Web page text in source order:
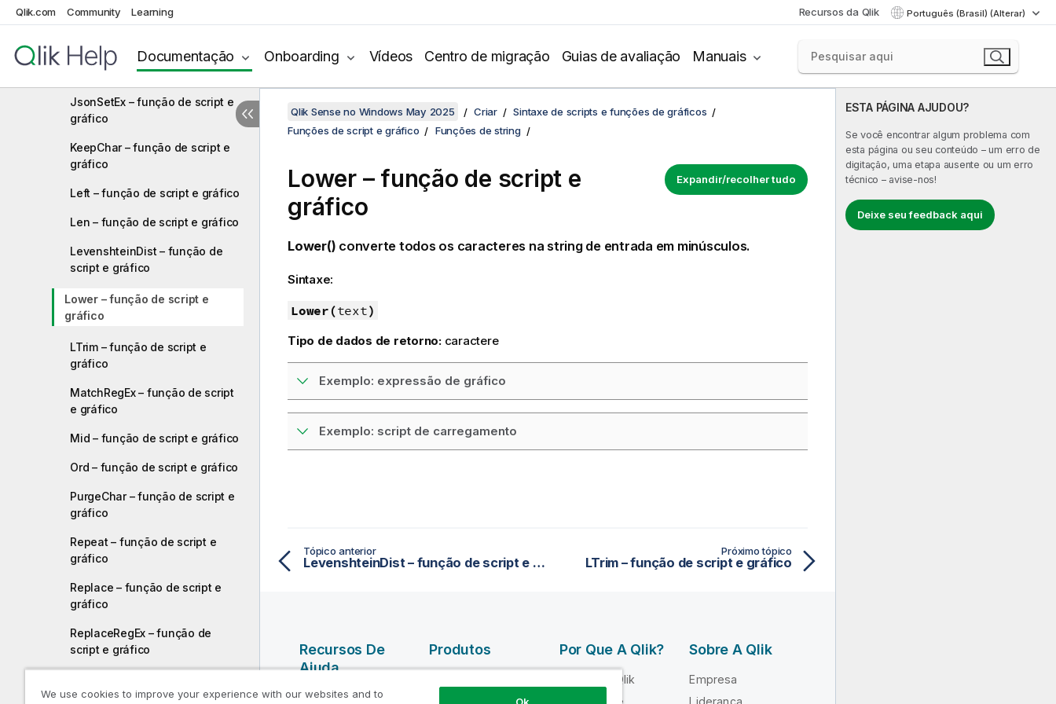
Qlik.com Community Learning Recursos da Qlik Português (Brasil) (Alterar)
Documentação Onboarding Vídeos Centro de migração Guias de avaliação Manuais
JsonObject – função de script e
gráfico
JsonSet – função de script e
gráfico
JsonSetEx – função de script e
gráfico
KeepChar – função de script e
gráfico
Left – função de script e gráfico
Len – função de script e gráfico
LevenshteinDist – função de
script e gráfico
Lower – função de script e
gráfico
LTrim – função de script e
gráfico
MatchRegEx – função de script
e gráfico
Mid – função de script e gráfico
Ord – função de script e gráfico
PurgeChar – função de script e
gráfico
Repeat – função de script e
gráfico
Replace – função de script e
gráfico
ReplaceRegEx – função de
script e gráfico
de script e gráfico
ESTA PÁGINA AJUDOU?
Se você encontrar algum problema com
esta página ou seu conteúdo – um erro de
digitação, uma etapa ausente ou um erro
técnico – avise-nos!
Deixe seu feedback aqui
Qlik Sense no Windows May 2025 Criar
Sintaxe de scripts e funções de gráficos
Funções de script e gráfico
Funções de string
Expandir/recolher tudo
Lower – função de script e
gráfico
Lower() converte todos os caracteres na string de entrada em minúsculos.
Sintaxe:
Lower(text)
Tipo de dados de retorno: caractere
Exemplo: expressão de gráfico
Exemplo: script de carregamento
Tópico anterior
LevenshteinDist – função de script e gráfico
Próximo tópico
LTrim – função de script e gráfico
Recursos De
Ajuda
Vídeos da Qlik
Produtos
INTEGRATION
Por Que A Qlik?
Por que a Qlik
Confiança e
Sobre A Qlik
Empresa
Liderança
We use cookies to improve your experience with our websites and to